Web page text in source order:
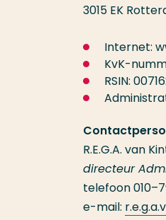
3015 EK
Internet:
KvK-
RSIN:
R.E.G.A. van
directeur
telefoon
e-mail: